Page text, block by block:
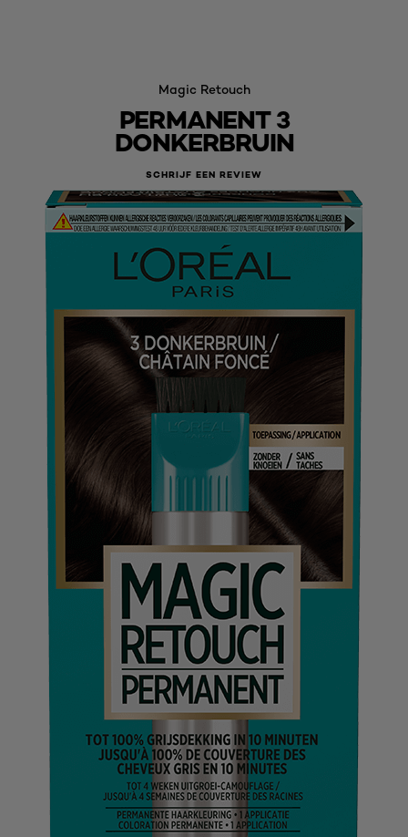
Magic Retouch
PERMANENT 3
DONKERBRUIN
SCHRIJF EEN REVIEW